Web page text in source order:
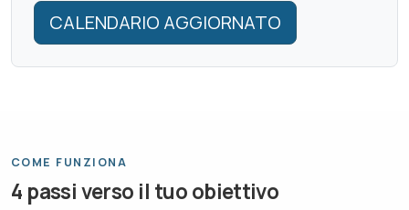
CALENDARIO AGGIORNATO
COME FUNZIONA
4 passi verso il tuo obiettivo